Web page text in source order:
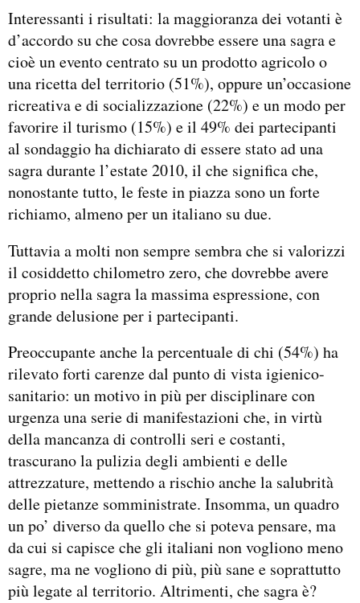
Interessanti i risultati: la maggioranza dei votanti è
d’accordo su che cosa dovrebbe essere una sagra e
cioè un evento centrato su un prodotto agricolo o
una ricetta del territorio (51%), oppure un’occasione
ricreativa e di socializzazione (22%) e un modo per
favorire il turismo (15%) e il 49% dei partecipanti
al sondaggio ha dichiarato di essere stato ad una
sagra durante l’estate 2010, il che significa che,
nonostante tutto, le feste in piazza sono un forte
richiamo, almeno per un italiano su due.
Tuttavia a molti non sempre sembra che si valorizzi
il cosiddetto chilometro zero, che dovrebbe avere
proprio nella sagra la massima espressione, con
grande delusione per i partecipanti.
Preoccupante anche la percentuale di chi (54%) ha
rilevato forti carenze dal punto di vista igienico-
sanitario: un motivo in più per disciplinare con
urgenza una serie di manifestazioni che, in virtù
della mancanza di controlli seri e costanti,
trascurano la pulizia degli ambienti e delle
attrezzature, mettendo a rischio anche la salubrità
delle pietanze somministrate. Insomma, un quadro
un po’ diverso da quello che si poteva pensare, ma
da cui si capisce che gli italiani non vogliono meno
sagre, ma ne vogliono di più, più sane e soprattutto
più legate al territorio. Altrimenti, che sagra è?